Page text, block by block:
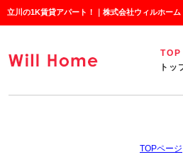
立川の1K賃貸アパート！｜株式会社ウィルホーム
トッ
TOPページ